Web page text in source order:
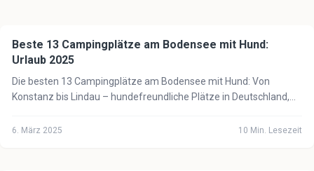
🏕️ Camping mit Hund
Beste 13 Campingplätze am Bodensee mit Hund:
Urlaub 2025
Die besten 13 Campingplätze am Bodensee mit Hund: Von
Konstanz bis Lindau – hundefreundliche Plätze in Deutschland,
6. März 2025 10 Min. Lesezeit